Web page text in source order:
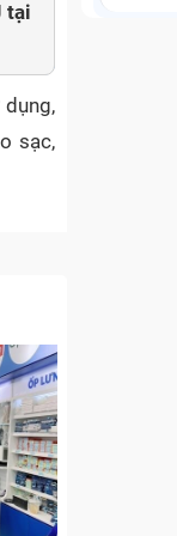
tại
sạc,
04J
điện
và
đi